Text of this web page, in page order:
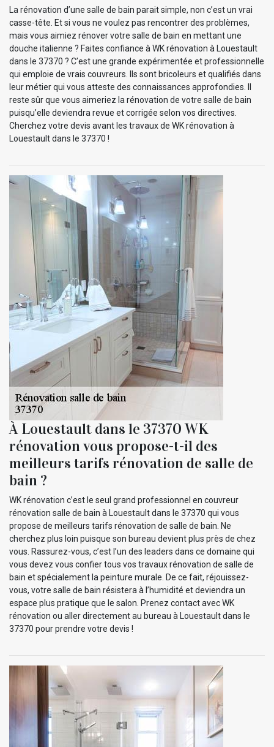
La rénovation d’une salle de bain parait simple, non c’est un vrai
casse-tête. Et si vous ne voulez pas rencontrer des problèmes,
mais vous aimiez rénover votre salle de bain en mettant une
douche italienne ? Faites confiance à WK rénovation à Louestault
dans le 37370 ? C’est une grande expérimentée et professionnelle
qui emploie de vrais couvreurs. Ils sont bricoleurs et qualifiés dans
leur métier qui vous atteste des connaissances approfondies. Il
reste sûr que vous aimeriez la rénovation de votre salle de bain
puisqu’elle deviendra revue et corrigée selon vos directives.
Cherchez votre devis avant les travaux de WK rénovation à
Louestault dans le 37370 !
À Louestault dans le 37370 WK
rénovation vous propose-t-il des
meilleurs tarifs rénovation de salle de
bain ?
WK rénovation c’est le seul grand professionnel en couvreur
rénovation salle de bain à Louestault dans le 37370 qui vous
propose de meilleurs tarifs rénovation de salle de bain. Ne
cherchez plus loin puisque son bureau devient plus près de chez
vous. Rassurez-vous, c’est l’un des leaders dans ce domaine qui
vous devez vous confier tous vos travaux rénovation de salle de
bain et spécialement la peinture murale. De ce fait, réjouissez-
vous, votre salle de bain résistera à l’humidité et deviendra un
espace plus pratique que le salon. Prenez contact avec WK
rénovation ou aller directement au bureau à Louestault dans le
37370 pour prendre votre devis !